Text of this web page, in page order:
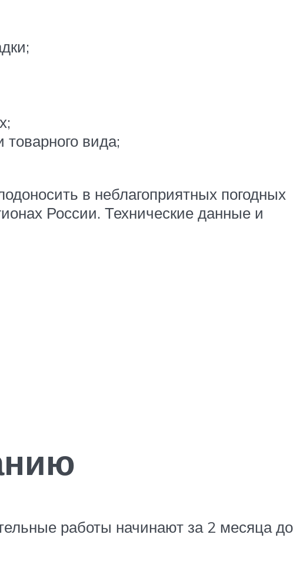
вида;
в неблагоприятных погодных
России. Технические данные и
работы начинают за 2 месяца до